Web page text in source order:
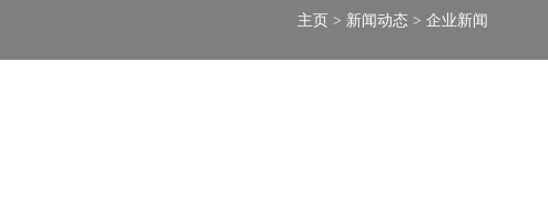
主页 > 新闻动态 >企业新闻